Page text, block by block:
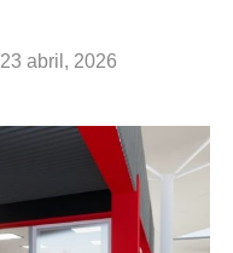
23 abril, 2026